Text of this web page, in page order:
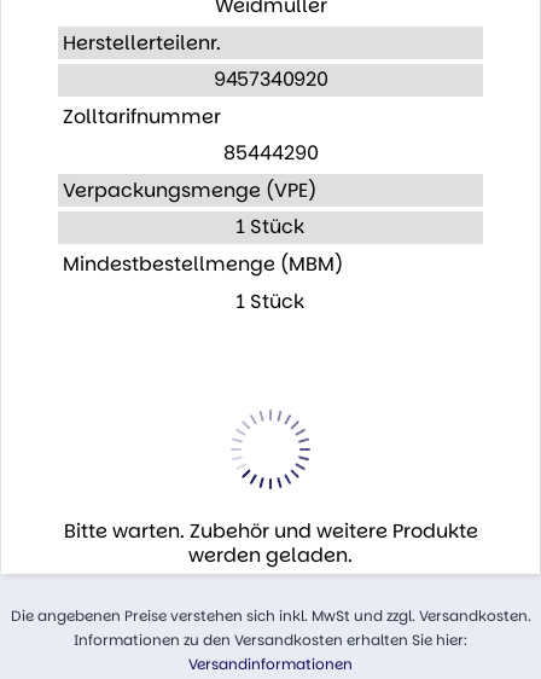
Weidmüller
Herstellerteilenr.
9457340920
Zolltarifnummer
85444290
Verpackungsmenge (VPE)
1 Stück
Mindestbestellmenge (MBM)
1 Stück
Bitte warten. Zubehör und weitere Produkte
werden geladen.
Die angebenen Preise verstehen sich inkl. MwSt und zzgl. Versandkosten.
Informationen zu den Versandkosten erhalten Sie hier:
Versandinformationen